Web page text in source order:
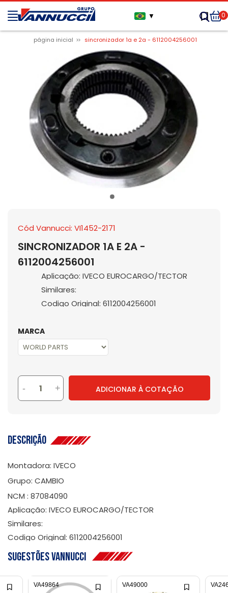
▼ 0
página inicial sincronizador 1a e 2a - 6112004256001
Cód Vannucci: VI1452-2171
SINCRONIZADOR 1A E 2A -
6112004256001
Aplicação: IVECO EUROCARGO/TECTOR
Similares:
Codigo Original: 6112004256001
MARCA
- + ADICIONAR À COTAÇÃO
Descrição
Montadora: IVECO
Grupo: CAMBIO
NCM : 87084090
Aplicação: IVECO EUROCARGO/TECTOR
Similares:
Codigo Original: 6112004256001
Sugestões Vannucci
VA49864 VA49000